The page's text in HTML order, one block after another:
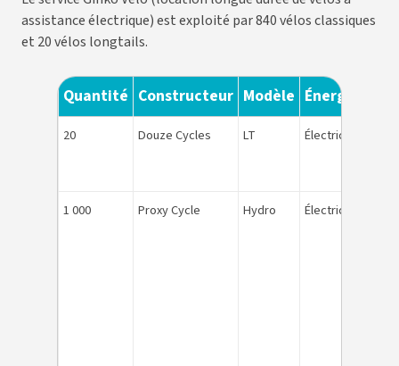
assistance électrique) est exploité par 840 vélos classiques
et 20 vélos longtails.
Quantité Constructeur Modèle Énergie
20 Douze Cycles LT Électricité
1 000
Proxy Cycle Hydro Électricité